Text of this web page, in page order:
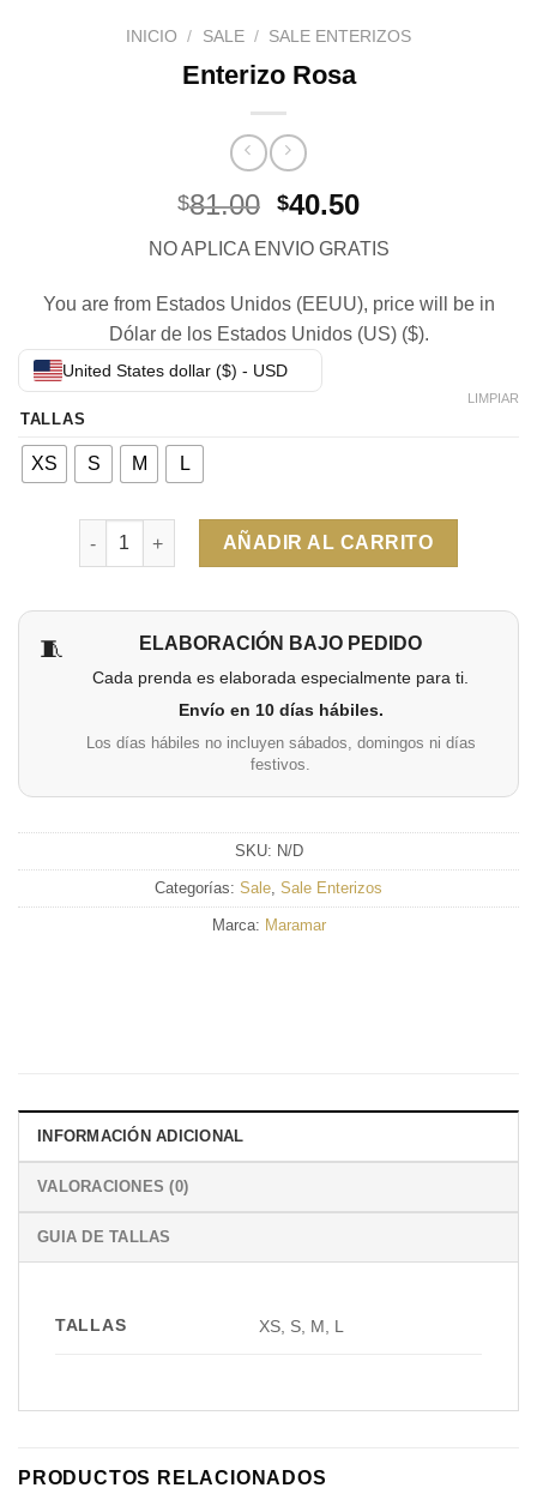
INICIO / SALE / SALE ENTERIZOS
Enterizo Rosa
$81.00 El
original
era:
$81.00.
$40.50El
actual
es:
$40.50.
NO APLICA ENVIO GRATIS
You are from Estados Unidos (EEUU), price will be in
Dólar de los Estados Unidos (US) ($).
United States dollar ($) - USD
TALLAS
XS S M L
LIMPIAR
Cantidad
AÑADIR AL CARRITO
🧵 ELABORACIÓN BAJO PEDIDO
Cada prenda es elaborada especialmente para ti.
Envío en 10 días hábiles.
Los días hábiles no incluyen sábados, domingos ni días
festivos.
SKU: N/D
Categorías: Sale Sale Enterizos
Marca: Maramar
INFORMACIÓN ADICIONAL
VALORACIONES (0)
GUIA DE TALLAS
TALLAS XS, S, M, L
PRODUCTOS RELACIONADOS